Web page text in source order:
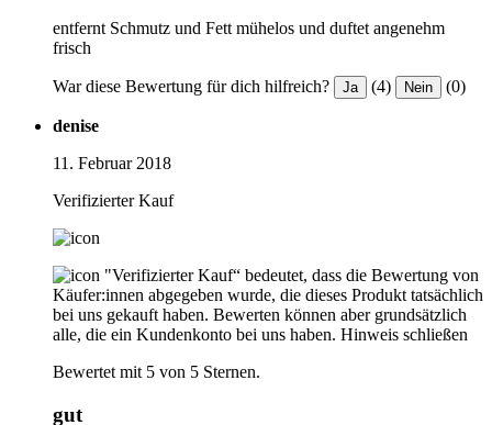
entfernt Schmutz und Fett mühelos und duftet angenehm
frisch
War diese Bewertung für dich hilfreich? Ja (4) Nein (0)
denise
11. Februar 2018
Verifizierter Kauf
"Verifizierter Kauf“ bedeutet, dass die Bewertung von
Käufer:innen abgegeben wurde, die dieses Produkt tatsächlich
bei uns gekauft haben. Bewerten können aber grundsätzlich
alle, die ein Kundenkonto bei uns haben. Hinweis schließen
Bewertet mit 5 von 5 Sternen.
gut